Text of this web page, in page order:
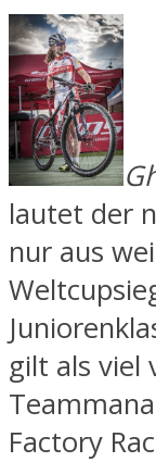
lautet der
nur aus
gilt als viel
Factory